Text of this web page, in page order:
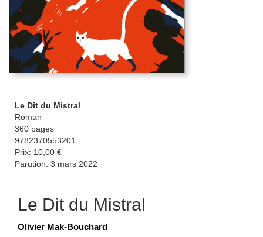
Le Dit du Mistral
Roman
360 pages
9782370553201
Prix: 10,00 €
Parution: 3 mars 2022
Le Dit du Mistral
Olivier Mak-Bouchard